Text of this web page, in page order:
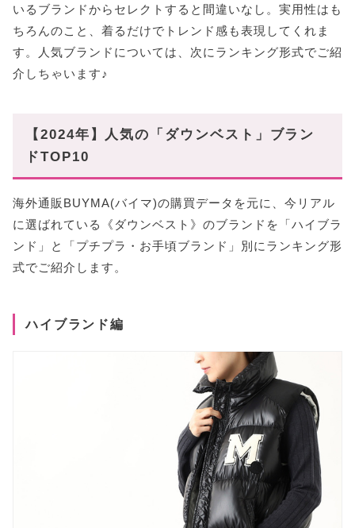
いるブランドからセレクトすると間違いなし。実用性はも
ちろんのこと、着るだけでトレンド感も表現してくれま
す。人気ブランドについては、次にランキング形式でご紹
介しちゃいます♪
【2024年】人気の「ダウンベスト」ブラン
ドTOP10
海外通販BUYMA(バイマ)の購買データを元に、今リアル
に選ばれている《ダウンベスト》のブランドを「ハイブラ
ンド」と「プチプラ・お手頃ブランド」別にランキング形
式でご紹介します。
ハイブランド編